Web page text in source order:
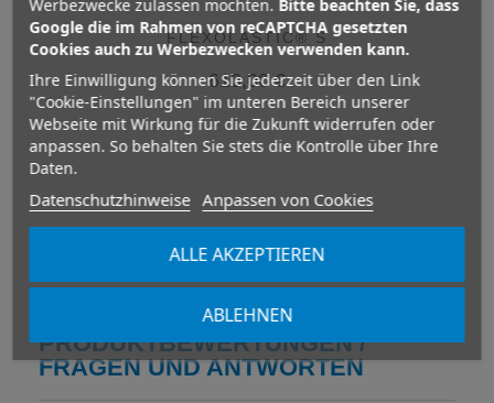
FLEXOLASTIC® S
610,00 €
Variante auswählen
PRODUKTBEWERTUNGEN /
FRAGEN UND ANTWORTEN
Werbezwecke zulassen möchten. Bitte beachten Sie, dass
Google die im Rahmen von reCAPTCHA gesetzten
Cookies auch zu Werbezwecken verwenden kann.
Ihre Einwilligung können Sie jederzeit über den Link
"Cookie-Einstellungen" im unteren Bereich unserer
Webseite mit Wirkung für die Zukunft widerrufen oder
anpassen. So behalten Sie stets die Kontrolle über Ihre
Daten.
Datenschutzhinweise Anpassen von Cookies
ABLEHNEN
ALLE AKZEPTIEREN